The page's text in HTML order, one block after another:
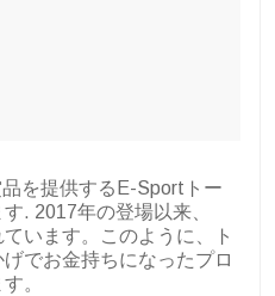
を提供するE-Sportトー
. 2017年の登場以来、
います。このように、ト
でお金持ちになったプロ
。